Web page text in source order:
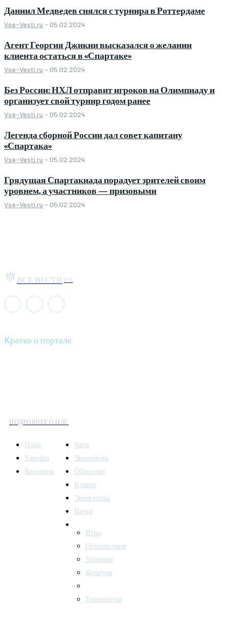
Даниил Медведев снялся с турнира в Роттердаме
Vse-Vesti.ru - 05.02.2024
Агент Георгия Джикии высказался о желании
клиента остаться в «Спартаке»
Vse-Vesti.ru - 05.02.2024
Без России: НХЛ отправит игроков на Олимпиаду и
организует свой турнир годом ранее
Vse-Vesti.ru - 05.02.2024
Легенда сборной России дал совет капитану
«Спартака»
Vse-Vesti.ru - 05.02.2024
Грядущая Спартакиада порадует зрителей своим
уровнем, а участников — призовыми
Vse-Vesti.ru - 05.02.2024
ВСЕ ВЕСТИ РУ
Кратко о портале
ПОДРОБНЕЕ О НАС
О нас
Тарифы
Контакты
Авто
Экономика
Общество
В мире
Энергетика
Наука
Игры
Путешествия
Здоровье
Культура
Технологии